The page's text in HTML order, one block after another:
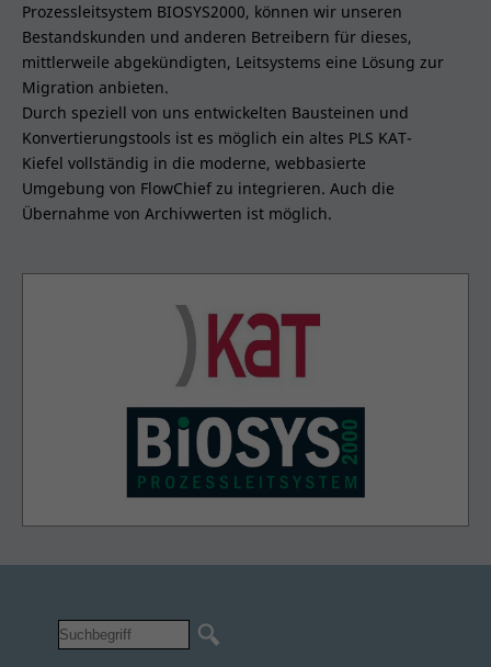
Prozessleitsystem BIOSYS2000, können wir unseren
Bestandskunden und anderen Betreibern für dieses,
mittlerweile abgekündigten, Leitsystems eine Lösung zur
Migration anbieten.
Durch speziell von uns entwickelten Bausteinen und
Konvertierungstools ist es möglich ein altes PLS KAT-
Kiefel vollständig in die moderne, webbasierte
Umgebung von FlowChief zu integrieren. Auch die
Übernahme von Archivwerten ist möglich.